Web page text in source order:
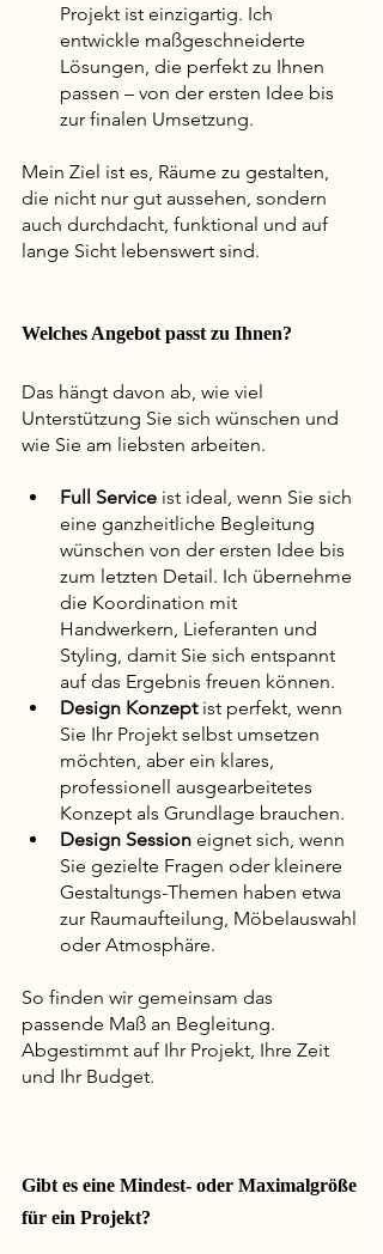
Projekt ist einzigartig. Ich
entwickle maßgeschneiderte
Lösungen, die perfekt zu Ihnen
passen – von der ersten Idee bis
zur finalen Umsetzung.
Mein Ziel ist es, Räume zu gestalten,
die nicht nur gut aussehen, sondern
auch durchdacht, funktional und auf
lange Sicht lebenswert sind.
Welches Angebot passt zu Ihnen?
Das hängt davon ab, wie viel
Unterstützung Sie sich wünschen und
wie Sie am liebsten arbeiten.
Full Service ist ideal, wenn Sie sich
eine ganzheitliche Begleitung
wünschen von der ersten Idee bis
zum letzten Detail. Ich übernehme
die Koordination mit
Handwerkern, Lieferanten und
Styling, damit Sie sich entspannt
auf das Ergebnis freuen können.
Design Konzept ist perfekt, wenn
Sie Ihr Projekt selbst umsetzen
möchten, aber ein klares,
professionell ausgearbeitetes
Konzept als Grundlage brauchen.
Design Session eignet sich, wenn
Sie gezielte Fragen oder kleinere
Gestaltungs-Themen haben etwa
zur Raumaufteilung, Möbelauswahl
oder Atmosphäre.
So finden wir gemeinsam das
passende Maß an Begleitung.
Abgestimmt auf Ihr Projekt, Ihre Zeit
und Ihr Budget.
Gibt es eine Mindest- oder Maximalgröße
für ein Projekt?